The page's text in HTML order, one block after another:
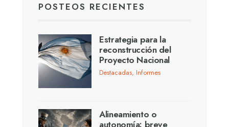
POSTEOS RECIENTES
Estrategia para la
reconstrucción del
Proyecto Nacional
Destacadas, Informes
Alineamiento o
autonomía: breve